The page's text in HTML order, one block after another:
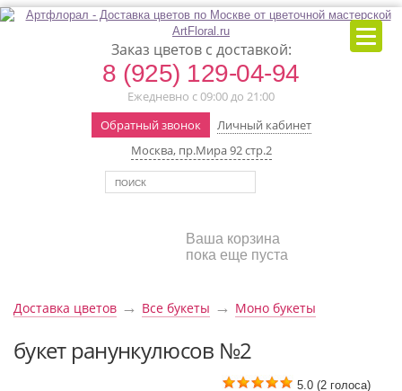
Заказ цветов с доставкой:
8 (925) 129-04-94
Ежедневно с 09:00 до 21:00
Обратный звонок
Личный кабинет
Москва, пр.Мира 92 стр.2
Ваша корзина
пока еще пуста
Доставка цветов → Все букеты → Моно букеты
букет ранункулюсов №2
5.0 (2 голоса)